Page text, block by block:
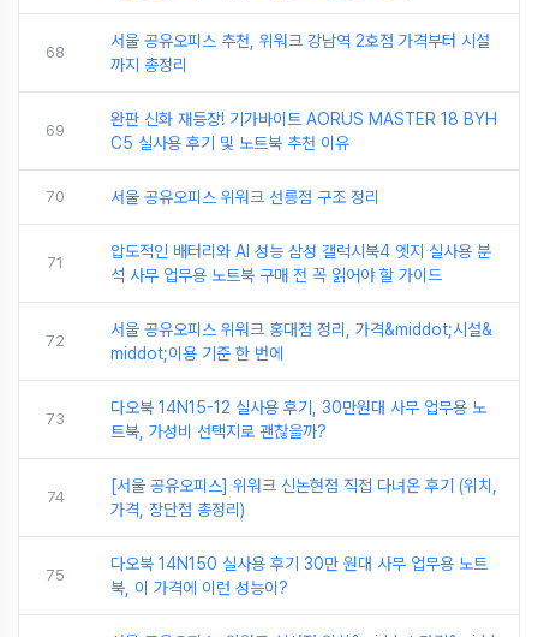
68
서울 공유오피스 추천, 위워크 강남역 2호점 가격부터 시설
까지 총정리
69
완판 신화 재등장! 기가바이트 AORUS MASTER 18 BYH
C5 실사용 후기 및 노트북 추천 이유
70 서울 공유오피스 위워크 선릉점 구조 정리
71
압도적인 배터리와 AI 성능 삼성 갤럭시북4 엣지 실사용 분
석 사무 업무용 노트북 구매 전 꼭 읽어야 할 가이드
72
서울 공유오피스 위워크 홍대점 정리, 가격&middot;시설&
middot;이용 기준 한 번에
73
다오북 14N15-12 실사용 후기, 30만원대 사무 업무용 노
트북, 가성비 선택지로 괜찮을까?
74
[서울 공유오피스] 위워크 신논현점 직접 다녀온 후기 (위치,
가격, 장단점 총정리)
75
다오북 14N150 실사용 후기 30만 원대 사무 업무용 노트
북, 이 가격에 이런 성능이?